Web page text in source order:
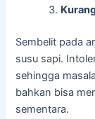
Sembelit pada
susu sapi.
sehingga
bahkan bisa
sementara.